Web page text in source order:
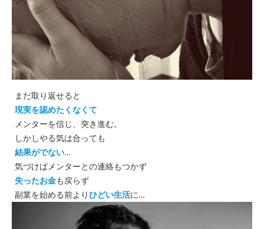
まだ取り返せると
現実を認めたくなくて
メンターを信じ、突き進む。
しかしやる気は合っても
結果がでない…
気づけばメンターとの連絡もつかず
失ったお金も戻らず
副業を始める前よりひどい生活に…